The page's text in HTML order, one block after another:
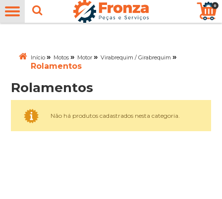
0
Início » Motos » Motor » Virabrequim / Girabrequim »
Rolamentos
Rolamentos
Não há produtos cadastrados nesta categoria.